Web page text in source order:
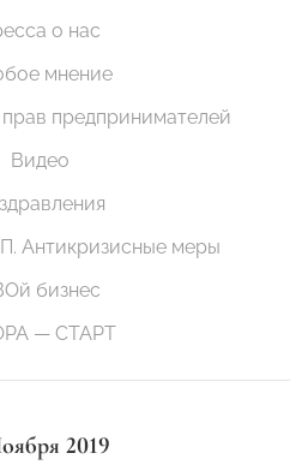
о нас
мнение
предпринимателей
Видео
Антикризисные меры
бизнес
— СТАРТ
2019